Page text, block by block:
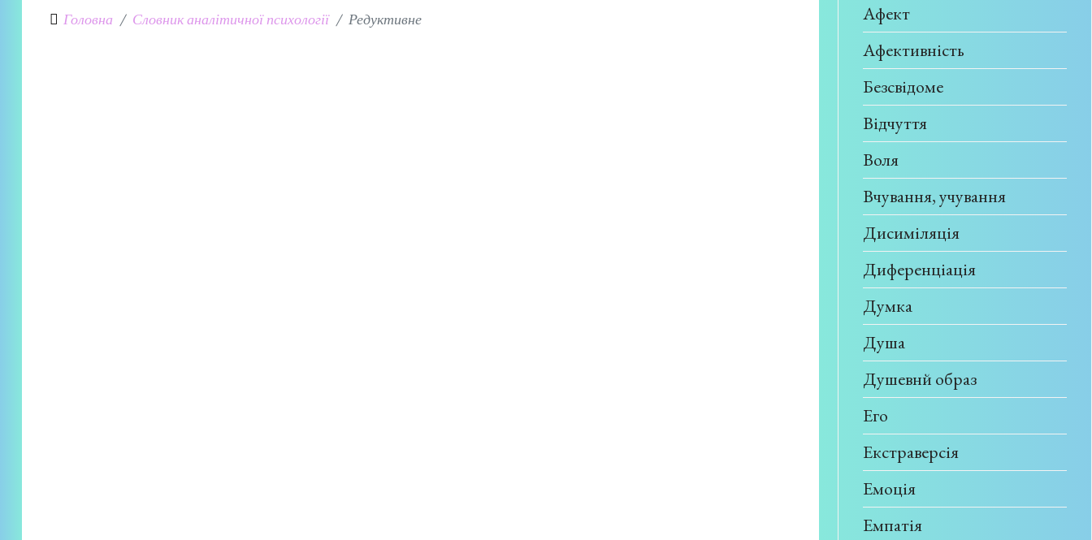
Головна Словник аналітичної психології Редуктивне
Афект
Афективність
Безсвідоме
Відчуття
Воля
Вчування, учування
Дисиміляція
Диференціація
Думка
Душа
Душевнй образ
Его
Екстраверсія
Емоція
Емпатія